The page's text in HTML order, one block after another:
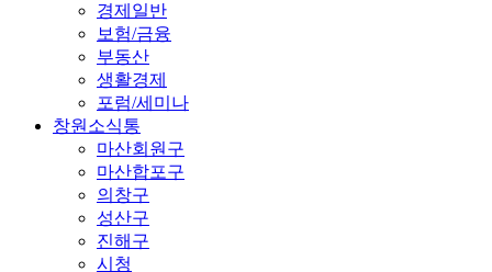
경제일반
보험/금융
부동산
생활경제
포럼/세미나
창원소식통
마산회원구
마산합포구
의창구
성산구
진해구
시청